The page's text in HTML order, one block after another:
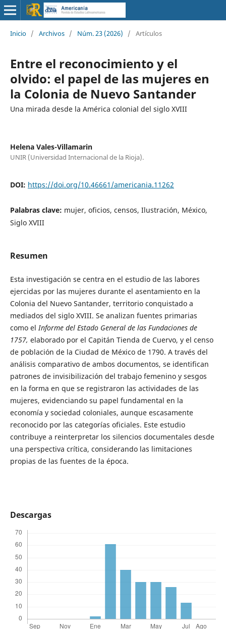
Inicio / Archivos / Núm. 23 (2026) / Artículos
Entre el reconocimiento y el
olvido: el papel de las mujeres en
la Colonia de Nuevo Santander
Una mirada desde la América colonial del siglo XVIII
Helena Vales-Villamarin
UNIR (Universidad Internacional de la Rioja).
DOI: https://doi.org/10.46661/americania.11262
Palabras clave: mujer, oficios, censos, Ilustración, México,
Siglo XVIII
Resumen
Esta investigación se centra en el estudio de las labores
ejercidas por las mujeres durante el asentamiento en la
Colonia del Nuevo Santander, territorio conquistado a
mediados del siglo XVIII. Se analizan fuentes primarias
como el Informe del Estado General de las Fundaciones de
1757, elaborado por el Capitán Tienda de Cuervo, y el censo
de población de la Ciudad de México de 1790. A través del
análisis comparativo de ambos documentos, se identifican
patrones de invisibilización del trabajo femenino y sesgos
en la forma en que se registraron las actividades de las
mujeres, evidenciando su papel fundamental en la
economía y sociedad coloniales, aunque escasamente
reconocido por las categorías oficiales. Este estudio
contribuye a reinterpretar los silencios documentales desde
una perspectiva crítica, considerando las limitaciones
propias de las fuentes de la época.
Descargas